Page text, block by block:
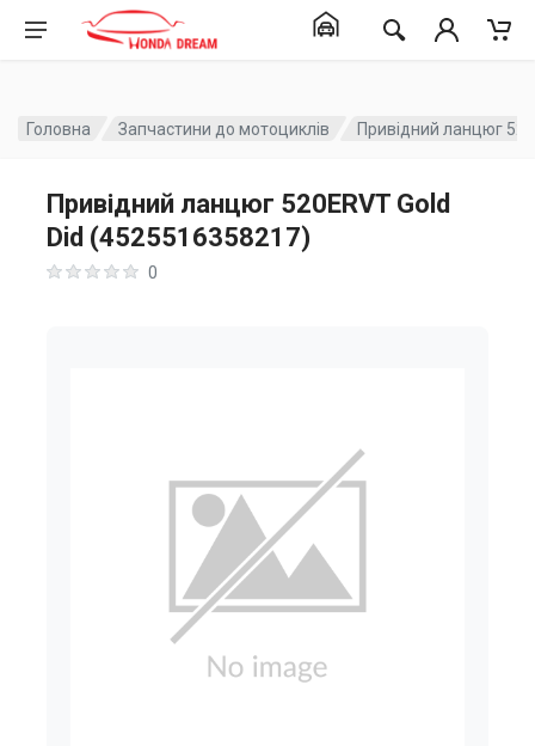
Головна Запчастини до мотоциклів Привідний ланцюг
Привідний ланцюг 520ERVT Gold
Did (4525516358217)
0